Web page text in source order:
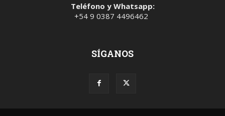
Teléfono y Whatsapp:
+54 9 0387 4496462
SÍGANOS